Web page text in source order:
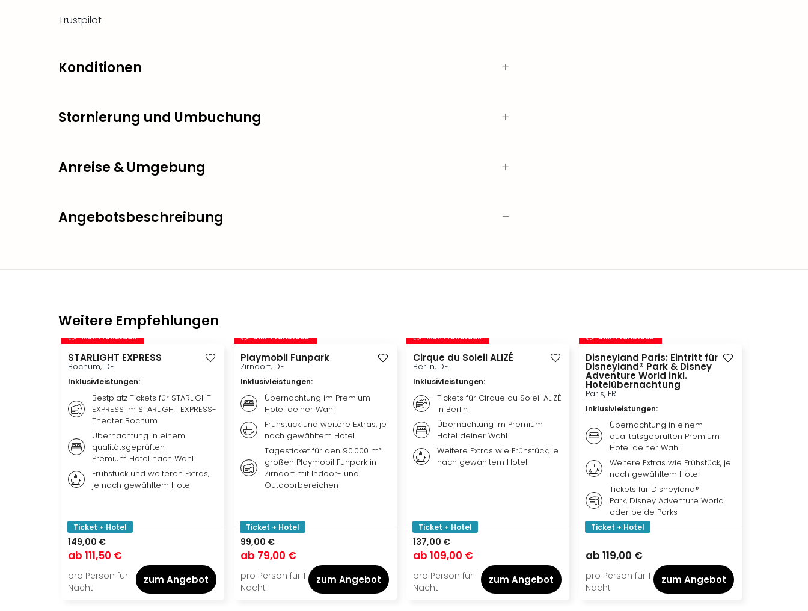
Trustpilot
Konditionen
Stornierung und Umbuchung
Anreise & Umgebung
Angebotsbeschreibung
Weitere Empfehlungen
inkl. Frühstück
STARLIGHT EXPRESS
Bochum, DE
Inklusivleistungen:
Bestplatz Tickets für STARLIGHT
EXPRESS im STARLIGHT EXPRESS-
Theater Bochum
Übernachtung in einem
qualitätsgeprüften
Premium Hotel nach Wahl
Frühstück und weiteren Extras,
je nach gewähltem Hotel
Ticket + Hotel
149,00 €
ab 111,50 €
pro Person für 1
Nacht
zum Angebot
inkl. Frühstück
Playmobil Funpark
Zirndorf, DE
Inklusivleistungen:
Übernachtung im Premium
Hotel deiner Wahl
Frühstück und weitere Extras, je
nach gewähltem Hotel
Tagesticket für den 90.000 m²
großen Playmobil Funpark in
Zirndorf mit Indoor- und
Outdoorbereichen
Ticket + Hotel
99,00 €
ab 79,00 €
pro Person für 1
Nacht
zum Angebot
inkl. Frühstück
Cirque du Soleil ALIZÉ
Berlin, DE
Inklusivleistungen:
Tickets für Cirque du Soleil ALIZÉ
in Berlin
Übernachtung im Premium
Hotel deiner Wahl
Weitere Extras wie Frühstück, je
nach gewähltem Hotel
Ticket + Hotel
137,00 €
ab 109,00 €
pro Person für 1
Nacht
zum Angebot
inkl. Frühstück
Disneyland Paris: Eintritt für
Disneyland® Park & Disney
Adventure World inkl.
Hotelübernachtung
Paris, FR
Inklusivleistungen:
Übernachtung in einem
qualitätsgeprüften Premium
Hotel deiner Wahl
Weitere Extras wie Frühstück, je
nach gewähltem Hotel
Tickets für Disneyland®
Park, Disney Adventure World
oder beide Parks
Ticket + Hotel
ab 119,00 €
pro Person für 1
Nacht
zum Angebot